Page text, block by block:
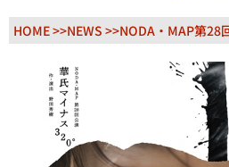
HOME >>NEWS >>NODA・MAP第28